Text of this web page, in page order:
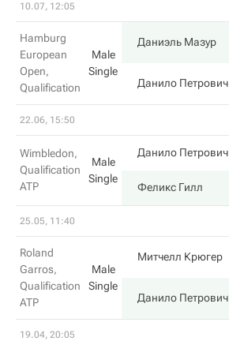
10.07, 12:05
Hamburg
European
Open,
Qualification
Male
Single
Даниэль Мазур
Данило Петрович
22.06, 15:50
Wimbledon,
Qualification
ATP
Male
Single
Данило Петрович
Феликс Гилл
25.05, 11:40
Roland
Garros,
Qualification
ATP
Male
Single
Митчелл Крюгер
Данило Петрович
19.04, 20:05